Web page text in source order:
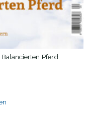
Pferd